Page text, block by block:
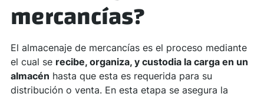
mercancías?
El almacenaje de mercancías es el proceso mediante
el cual se recibe, organiza, y custodia la carga en un
almacén hasta que esta es requerida para su
distribución o venta. En esta etapa se asegura la